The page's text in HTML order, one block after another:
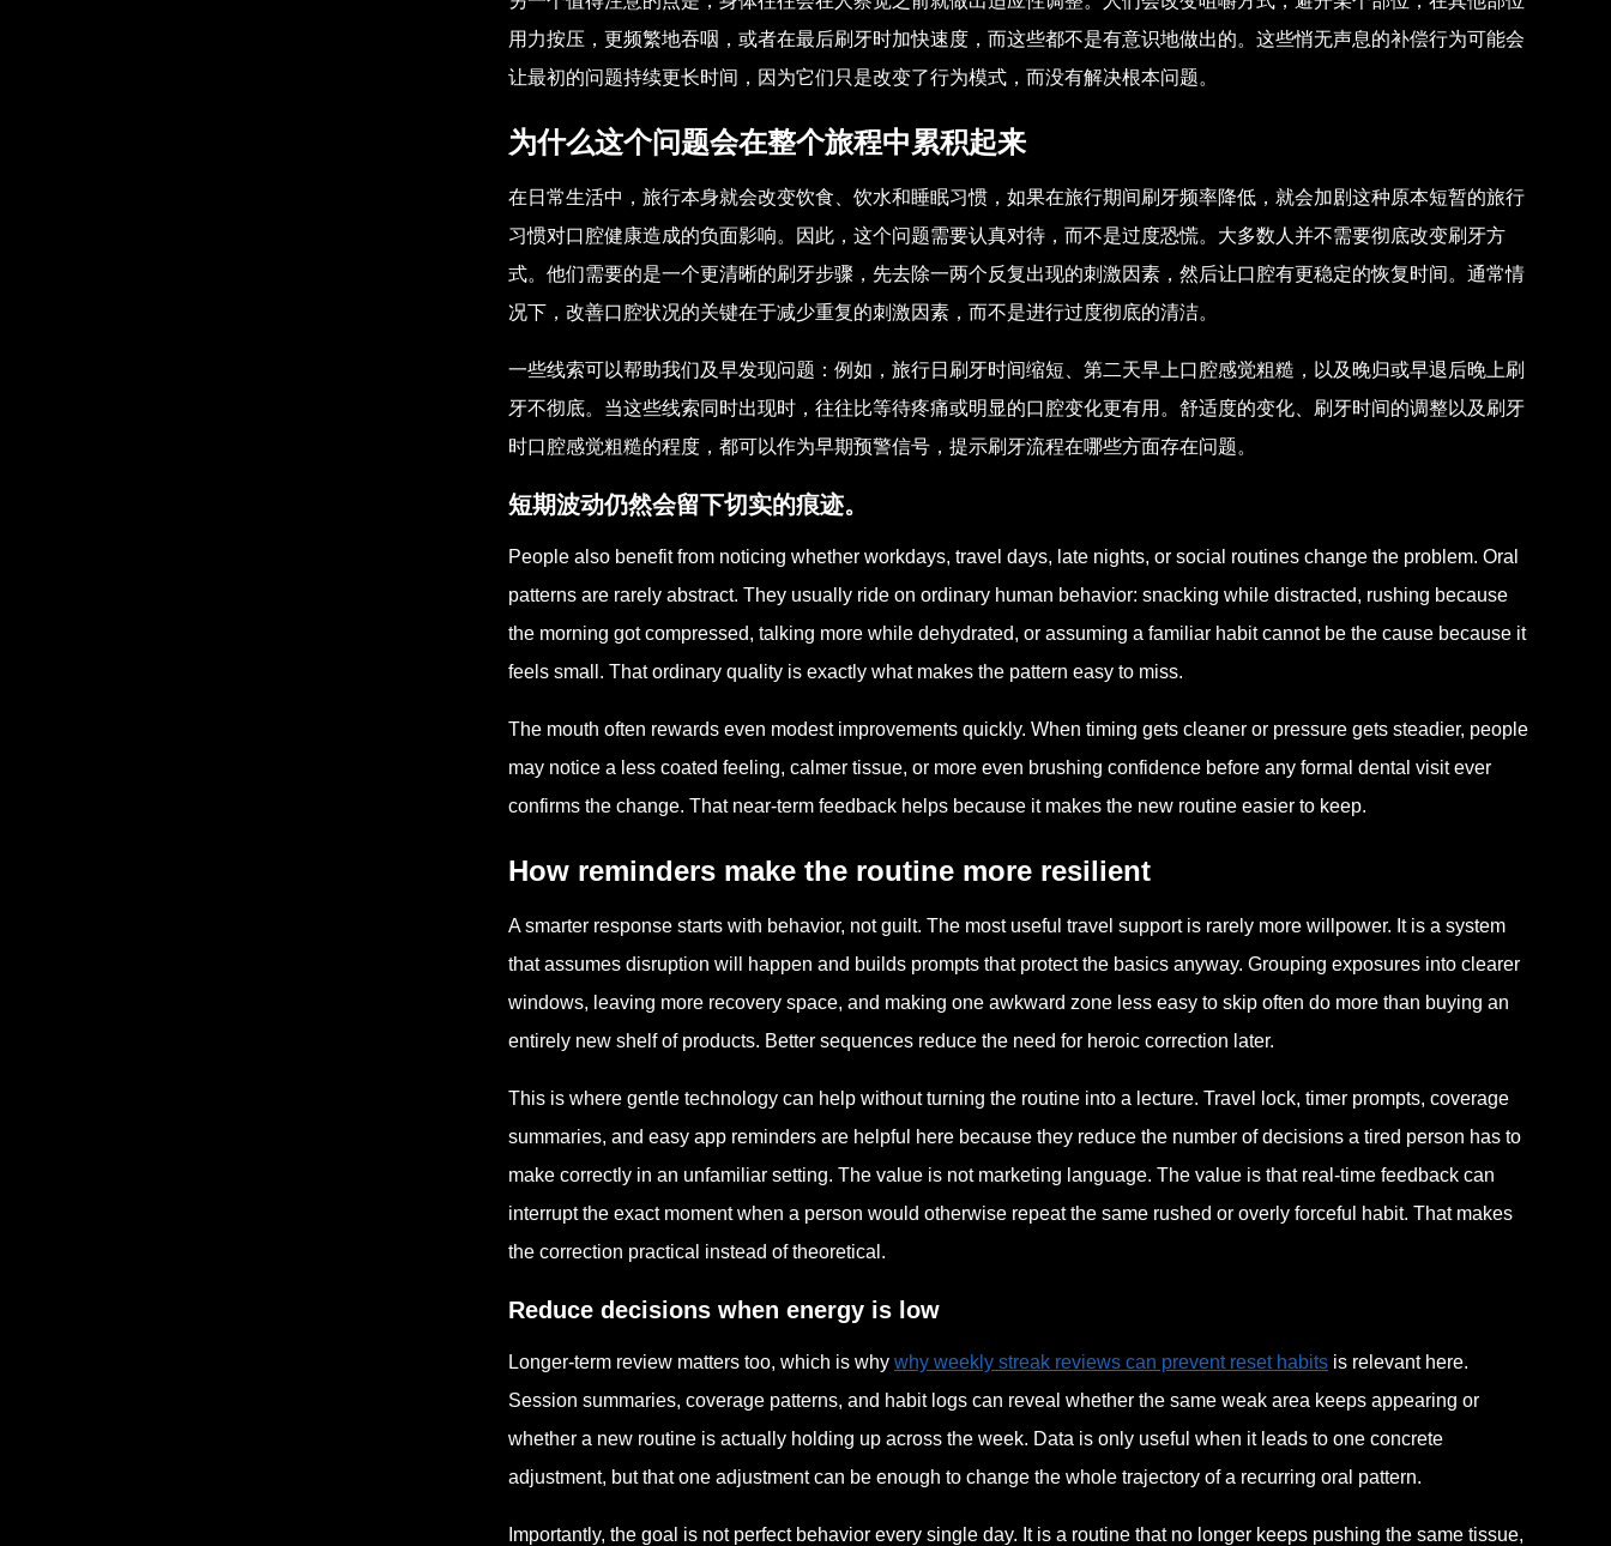
用力按压，更频繁地吞咽，或者在最后刷牙时加快速度，而这些都不是有意识地做出的。这些悄无声息的补偿行为可能会
让最初的问题持续更长时间，因为它们只是改变了行为模式，而没有解决根本问题。
为什么这个问题会在整个旅程中累积起来
在日常生活中，旅行本身就会改变饮食、饮水和睡眠习惯，如果在旅行期间刷牙频率降低，就会加剧这种原本短暂的旅行
习惯对口腔健康造成的负面影响。因此，这个问题需要认真对待，而不是过度恐慌。大多数人并不需要彻底改变刷牙方
式。他们需要的是一个更清晰的刷牙步骤，先去除一两个反复出现的刺激因素，然后让口腔有更稳定的恢复时间。通常情
况下，改善口腔状况的关键在于减少重复的刺激因素，而不是进行过度彻底的清洁。
一些线索可以帮助我们及早发现问题：例如，旅行日刷牙时间缩短、第二天早上口腔感觉粗糙，以及晚归或早退后晚上刷
牙不彻底。当这些线索同时出现时，往往比等待疼痛或明显的口腔变化更有用。舒适度的变化、刷牙时间的调整以及刷牙
时口腔感觉粗糙的程度，都可以作为早期预警信号，提示刷牙流程在哪些方面存在问题。
短期波动仍然会留下切实的痕迹。
People also benefit from noticing whether workdays, travel days, late nights, or social routines change the problem. Oral
patterns are rarely abstract. They usually ride on ordinary human behavior: snacking while distracted, rushing because
the morning got compressed, talking more while dehydrated, or assuming a familiar habit cannot be the cause because it
feels small. That ordinary quality is exactly what makes the pattern easy to miss.
The mouth often rewards even modest improvements quickly. When timing gets cleaner or pressure gets steadier, people
may notice a less coated feeling, calmer tissue, or more even brushing confidence before any formal dental visit ever
confirms the change. That near-term feedback helps because it makes the new routine easier to keep.
How reminders make the routine more resilient
A smarter response starts with behavior, not guilt. The most useful travel support is rarely more willpower. It is a system
that assumes disruption will happen and builds prompts that protect the basics anyway. Grouping exposures into clearer
windows, leaving more recovery space, and making one awkward zone less easy to skip often do more than buying an
entirely new shelf of products. Better sequences reduce the need for heroic correction later.
This is where gentle technology can help without turning the routine into a lecture. Travel lock, timer prompts, coverage
summaries, and easy app reminders are helpful here because they reduce the number of decisions a tired person has to
make correctly in an unfamiliar setting. The value is not marketing language. The value is that real-time feedback can
interrupt the exact moment when a person would otherwise repeat the same rushed or overly forceful habit. That makes
the correction practical instead of theoretical.
Reduce decisions when energy is low
Longer-term review matters too, which is why why weekly streak reviews can prevent reset habits is relevant here.
Session summaries, coverage patterns, and habit logs can reveal whether the same weak area keeps appearing or
whether a new routine is actually holding up across the week. Data is only useful when it leads to one concrete
adjustment, but that one adjustment can be enough to change the whole trajectory of a recurring oral pattern.
Importantly, the goal is not perfect behavior every single day. It is a routine that no longer keeps pushing the same tissue,